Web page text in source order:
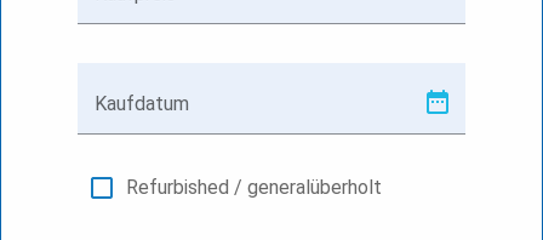
Kaufdatum
Refurbished / generalüberholt